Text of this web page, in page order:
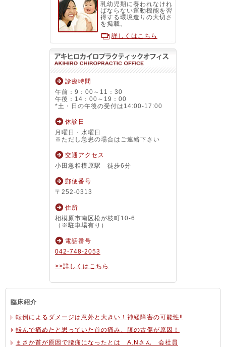
乳幼児期に養われなけれ
ばならない運動機能を習
得する環境造りの大切さ
を掲載。
詳しくはこちら
診療時間
午前：9：00～11：30
午後：14：00～19：00
*土・日の午後の受付は14:00-17:00
休診日
月曜日・水曜日
※ただし急患の場合はご連絡下さい
交通アクセス
小田急相模原駅 徒歩6分
郵便番号
〒252-0313
住所
相模原市南区松が枝町10-6
（※駐車場有り）
電話番号
042-748-2053
>>詳しくはこちら
臨床紹介
転倒によるダメージは意外と大きい！神経障害の可能性‼
転んで痛めたと思っていた首の痛み、膝の古傷が原因！
まさか首が原因で腰痛になったとは A.Nさん 会社員